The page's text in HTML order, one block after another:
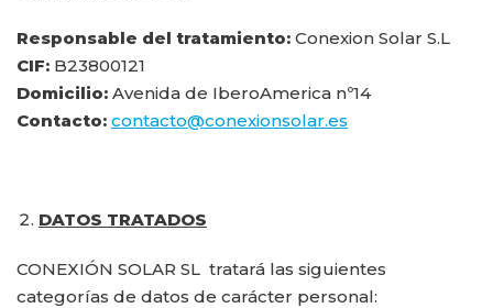
Responsable del tratamiento: Conexion Solar S.L
CIF: B23800121
Domicilio: Avenida de IberoAmerica nº14
Contacto: contacto@conexionsolar.es
DATOS TRATADOS
CONEXIÓN SOLAR SL tratará las siguientes
categorías de datos de carácter personal: